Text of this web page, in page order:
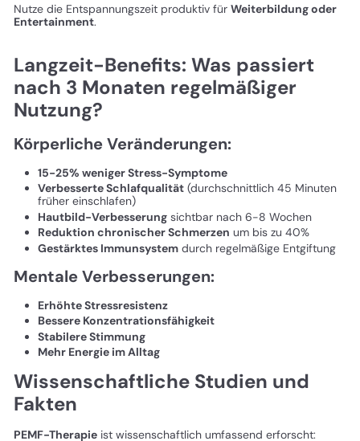
Nutze die Entspannungszeit produktiv für Weiterbildung oder
Entertainment.
Langzeit-Benefits: Was passiert
nach 3 Monaten regelmäßiger
Nutzung?
Körperliche Veränderungen:
15-25% weniger Stress-Symptome
Verbesserte Schlafqualität (durchschnittlich 45 Minuten
früher einschlafen)
Hautbild-Verbesserung sichtbar nach 6-8 Wochen
Reduktion chronischer Schmerzen um bis zu 40%
Gestärktes Immunsystem durch regelmäßige Entgiftung
Mentale Verbesserungen:
Erhöhte Stressresistenz
Bessere Konzentrationsfähigkeit
Stabilere Stimmung
Mehr Energie im Alltag
Wissenschaftliche Studien und
Fakten
PEMF-Therapie ist wissenschaftlich umfassend erforscht: